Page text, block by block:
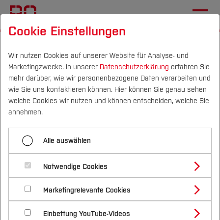
Campus Personen DE|EN Quicklinks
Studium
Studienangebote
Bachelorstudiengänge
Masterstudiengänge
Vor dem Studium
Bewerben & Einschreiben
Bewerbungsportal
Im Studium
Studienbüros und Prüfungen
Nach dem Studium
Forschung & Transfer
Profil
Forschungs- und Transferprofil
Schwerpunkte (FuT)
Beratung & Förderung
Nachhaltigkeit
Nachhaltigkeit studieren
International
Zentrale Studienberatung
Inklusionsberatung
Inklusive Hochschule
Menü aufklappen
Beratung vor dem Studium
Inklusive Hochschule
Studi-Netzwerke
Inklusive Hochschule
Informationen und Angebote für
Studierende mit Mobilitäts- und
Cookie Einstellungen
Wir nutzen Cookies auf unserer Website für Analyse- und
Marketingzwecke. In unserer Datenschutzerklärung erfahren Sie
mehr darüber, wie wir personenbezogene Daten verarbeiten und
wie Sie uns kontaktieren können. Hier können Sie genau sehen
welche Cookies wir nutzen und können entscheiden, welche Sie
annehmen.
Alle auswählen
Notwendige Cookies
Marketingrelevante Cookies
Einbettung YouTube-Videos